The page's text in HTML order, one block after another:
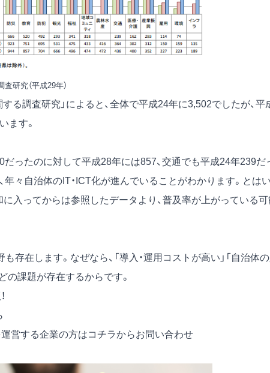
研究（平成29年）
る調査研究」によると、全体で平成24年に3,502でしたが、平
ます。
ったのに対して平成28年には857、交通でも平成24年239だ
々自治体のIT・ICT化が進んでいることがわかります。とは
に入ってからは参照したデータより、普及率が上がっている
存在します。なぜなら、「導入・運用コストが高い」「自治体
の課題が存在するからです。
営する企業の方はコチラからお問い合わせ